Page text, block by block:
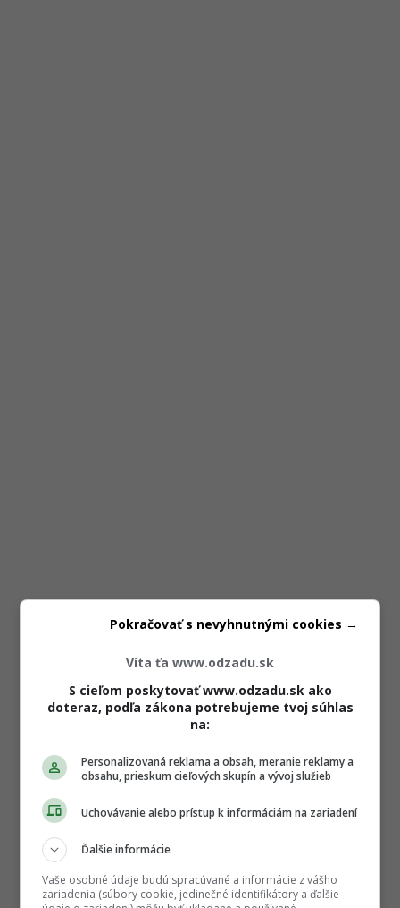
Víta ťa www.odzadu.sk
S cieľom poskytovať www.odzadu.sk ako
doteraz, podľa zákona potrebujeme tvoj súhlas
na:
Personalizovaná reklama a obsah, meranie reklamy a
obsahu, prieskum cieľových skupín a vývoj služieb
Uchovávanie alebo prístup k informáciám na zariadení
Ďalšie informácie
Vaše osobné údaje budú spracúvané a informácie z vášho
zariadenia (súbory cookie, jedinečné identifikátory a ďalšie
Pokračovať s nevyhnutnými cookies →